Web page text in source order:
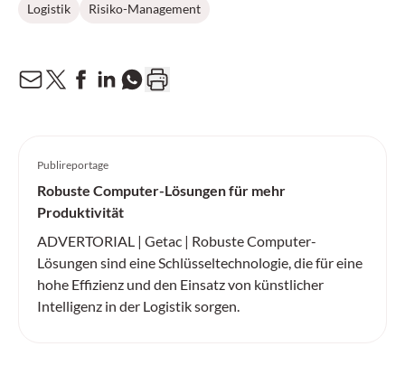
Logistik Risiko-Management
Publireportage
Robuste Computer-Lösungen für mehr
Produktivität
ADVERTORIAL | Getac | Robuste Computer-
Lösungen sind eine Schlüsseltechnologie, die für eine
hohe Effizienz und den Einsatz von künstlicher
Intelligenz in der Logistik sorgen.